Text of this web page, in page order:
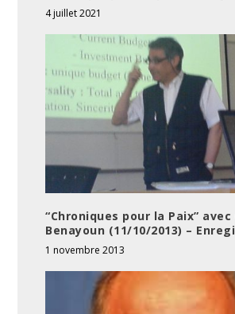
4 juillet 2021
“Chroniques pour la Paix”
Benayoun (11/10/2013) –
1 novembre 2013